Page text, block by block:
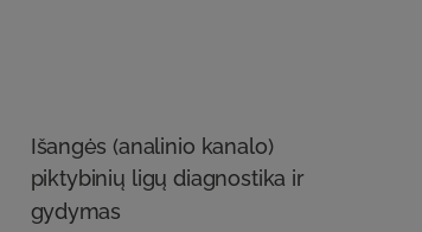
Išangės (analinio kanalo)
piktybinių ligų diagnostika ir
gydymas